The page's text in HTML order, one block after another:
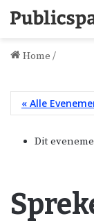
Home /
« Alle
Dit